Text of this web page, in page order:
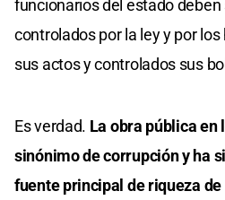
funcionarios del estado
controlados por la ley y por
sus actos y controlados sus
Es verdad. La obra pública en
sinónimo de corrupción y ha
fuente principal de riqueza